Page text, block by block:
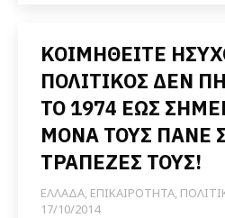
ΚΟΙΜΗΘΕΙΤΕ
ΠΟΛΙΤΙΚΟΣ ΔΕΝ
ΤΟ 1974 ΕΩΣ
ΜΟΝΑ ΤΟΥΣ ΠΑΝΕ
ΤΡΑΠΕΖΕΣ ΤΟΥΣ!
ΕΛΛΑΔΑ, ΕΠΙΚΑΙΡΟΤΗΤΑ,
17/10/2014